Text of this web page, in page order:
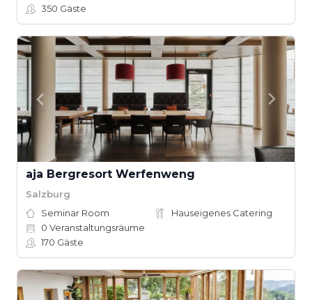
350 Gäste
aja Bergresort Werfenweng
Salzburg
Seminar Room
Hauseigenes Catering
0 Veranstaltungsräume
170 Gäste